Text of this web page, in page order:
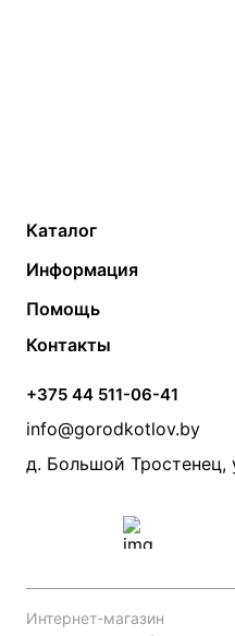
Каталог
Твердотопливные котлы
Электрические котлы
Банные печи
Камины и печи
Теплый пол
Радиаторы
Насосы
Дымоходы
Информация
Контакты
Статьи
Акции
Производители
Помощь
Монтаж систем отопления
Прайс по монтажу систем
Проект систем отопления
Контакты
+375 44 511-06-41
info@gorodkotlov.by
д. Большой Тростенец,
Интернет-магазин